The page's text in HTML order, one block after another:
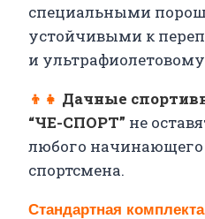
специальными
устойчивыми к
и
👦👧 Дачные
“ЧЕ-СПОРТ” не
любого начинающего
спортсмена.
Стандартная